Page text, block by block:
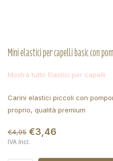
Mini elastici per capelli basic con
Mostra tutto Elastici per capelli
Carini elastici piccoli con
proprio, qualità premium
€4,95 €3,46
IVA Incl.